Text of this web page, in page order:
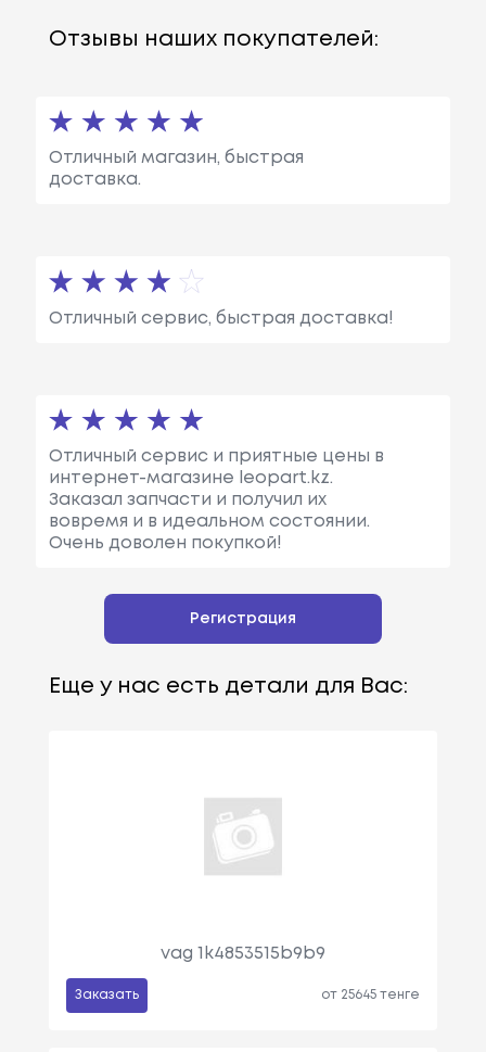
Отзывы наших покупателей:
Отличный магазин, быстрая
доставка.
Отличный сервис, быстрая доставка!
Отличный сервис и приятные цены в
интернет-магазине leopart.kz.
Заказал запчасти и получил их
вовремя и в идеальном состоянии.
Очень доволен покупкой!
Регистрация
Еще у нас есть детали для Вас:
vag 1k4853515b9b9
Заказать от 25645 тенге